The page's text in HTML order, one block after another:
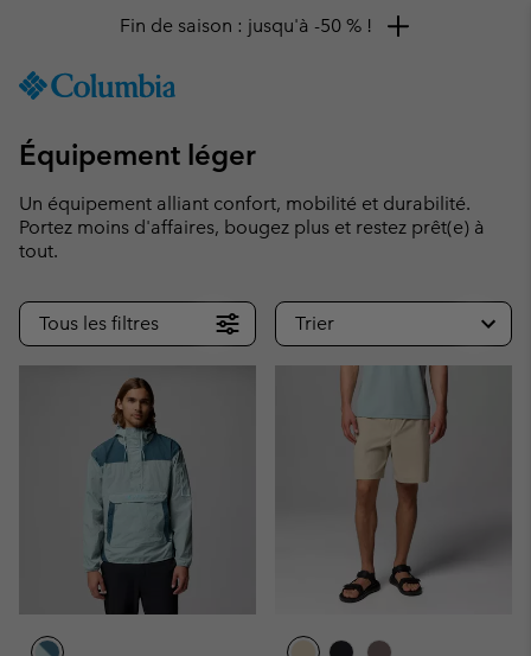
TO
SKIP
TO
MAIN
NAV
SKIP
SEARCH
Remise de 10 % à saisir
Équipement léger
Un équipement alliant confort, mobilité et durabilité.
Portez moins d'affaires, bougez plus et restez prêt(e) à
tout.
Tous les filtres Trier